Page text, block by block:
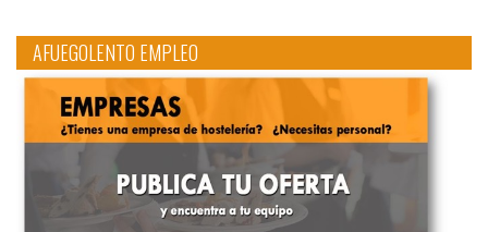
AFUEGOLENTO EMPLEO